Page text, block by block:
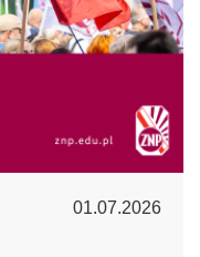
01.07.2026